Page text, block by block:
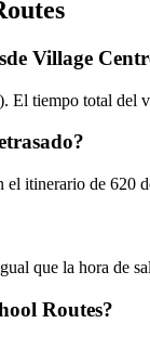
Village
tiempo total del
el itinerario de 620
que la hora de
Routes?